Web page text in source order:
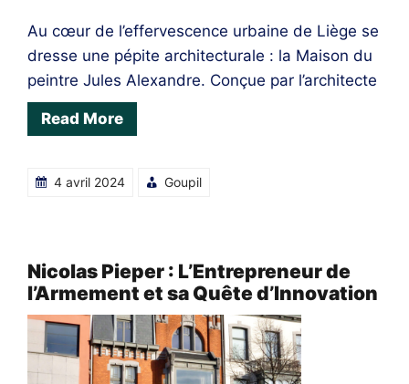
Au cœur de l’effervescence urbaine de Liège se
dresse une pépite architecturale : la Maison du
peintre Jules Alexandre. Conçue par l’architecte
Read More
4 avril 2024 Goupil
Nicolas Pieper : L’Entrepreneur de
l’Armement et sa Quête d’Innovation